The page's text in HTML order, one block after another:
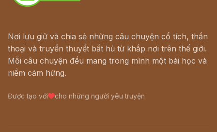
Nơi lưu giữ và chia sẻ những câu chuyện cổ tích, thần
thoại và truyền thuyết bất hủ từ khắp nơi trên thế giới.
Mỗi câu chuyện đều mang trong mình một bài học và
niềm cảm hứng.
Được tạo với cho những người yêu truyện